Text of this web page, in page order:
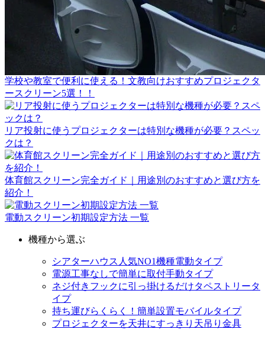
学校や教室で便利に使える！文教向けおすすめプロジェクタ
ースクリーン5選！！
リア投射に使うプロジェクターは特別な機種が必要？スペッ
クは？
体育館スクリーン完全ガイド｜用途別のおすすめと選び方を
紹介！
電動スクリーン初期設定方法 一覧
機種から選ぶ
シアターハウス人気NO1機種電動タイプ
電源工事なしで簡単に取付手動タイプ
ネジ付きフックに引っ掛けるだけタペストリータ
イプ
持ち運びらくらく！簡単設置モバイルタイプ
プロジェクターを天井にすっきり 天吊り金具